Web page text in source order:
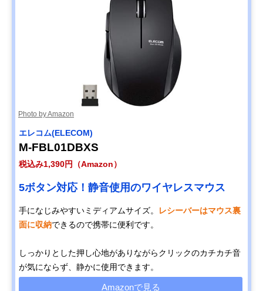
Photo by Amazon
エレコム(ELECOM)
M-FBL01DBXS
税込み1,390円（Amazon）
5ボタン対応！静音使用のワイヤレスマウス
手になじみやすいミディアムサイズ。
レシーバーはマウス裏
面に収納できるので携帯に便利です。
しっかりとした押し心地がありながらクリックのカチカチ音
が気にならず、静かに使用できます。
Amazonで見る